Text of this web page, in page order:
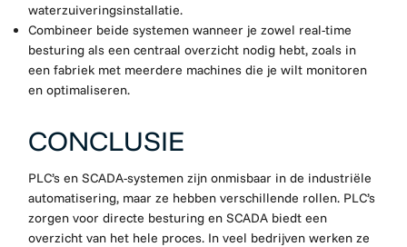
waterzuiveringsinstallatie.
Combineer beide systemen wanneer je zowel real-time
besturing als een centraal overzicht nodig hebt, zoals in
een fabriek met meerdere machines die je wilt monitoren
en optimaliseren.
CONCLUSIE
PLC’s en SCADA-systemen zijn onmisbaar in de industriële
automatisering, maar ze hebben verschillende rollen. PLC’s
zorgen voor directe besturing en SCADA biedt een
overzicht van het hele proces. In veel bedrijven werken ze